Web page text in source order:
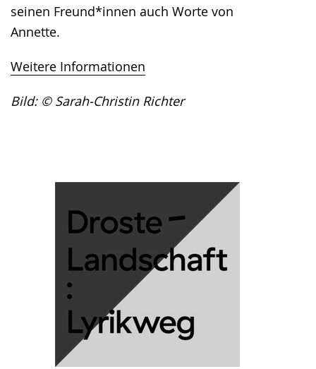
seinen Freund*innen auch Worte von
Annette.
Weitere Informationen
Bild: © Sarah-Christin Richter